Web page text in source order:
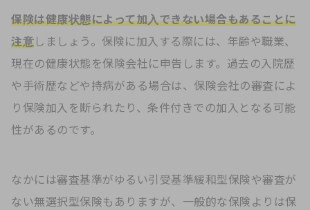
保険は健康状態によって加入できない場合もあることに
注意 しましょう。保険に加入する際には、年齢や職業、
現在の健康状態を保険会社に申告します。過去の入院歴
や手術歴などや持病がある場合は、保険会社の審査によ
り保険加入を断られたり、条件付きでの加入となる可能
性があるのです。
なかには審査基準がゆるい引受基準緩和型保険や審査が
ない無選択型保険もありますが、一般的な保険よりは保